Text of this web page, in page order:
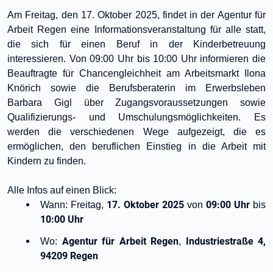
Am Freitag, den 17. Oktober 2025, findet in der Agentur für
Arbeit Regen eine Informationsveranstaltung für alle statt,
die sich für einen Beruf in der Kinderbetreuung
interessieren. Von 09:00 Uhr bis 10:00 Uhr informieren die
Beauftragte für Chancengleichheit am Arbeitsmarkt Ilona
Knörich sowie die Berufsberaterin im Erwerbsleben
Barbara Gigl über Zugangsvoraussetzungen sowie
Qualifizierungs- und Umschulungsmöglichkeiten. Es
werden die verschiedenen Wege aufgezeigt, die es
ermöglichen, den beruflichen Einstieg in die Arbeit mit
Kindern zu finden.
Alle Infos auf einen Blick:
Wann: Freitag, 17. Oktober 2025 von 09:00 Uhr bis
10:00 Uhr
Wo: Agentur für Arbeit Regen, Industriestraße 4,
94209 Regen